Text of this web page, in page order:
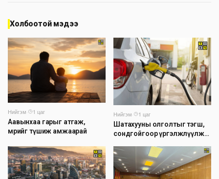
Холбоотой мэдээ
Нийгэм·
1 цаг
Аавынхаа гарыг атгаж,
мөрийг түшиж амжаарай
Нийгэм·
1 цаг
Шатахууны олголтыг тэгш,
сондгойгоор үргэлжлүүлж